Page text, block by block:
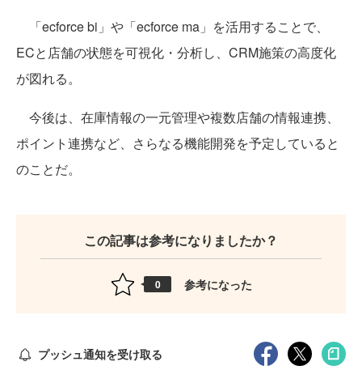
「ecforce bi」や「ecforce ma」を活用することで、
ECと店舗の状態を可視化・分析し、CRM施策の高度化
が図れる。
今後は、在庫情報の一元管理や複数店舗の情報連携、
ポイント連携など、さらなる機能開発を予定していると
のことだ。
この記事は参考になりましたか？
0 参考になった
プッシュ通知を受け取る